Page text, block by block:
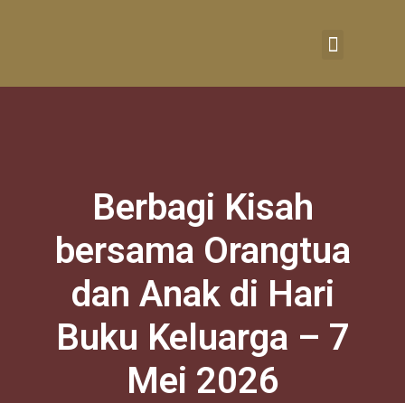
Berbagi Kisah
bersama Orangtua
dan Anak di Hari
Buku Keluarga – 7
Mei 2026